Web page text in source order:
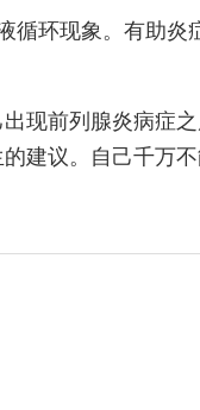
环现象。有助
现前列腺炎病症
建议。自己千万不